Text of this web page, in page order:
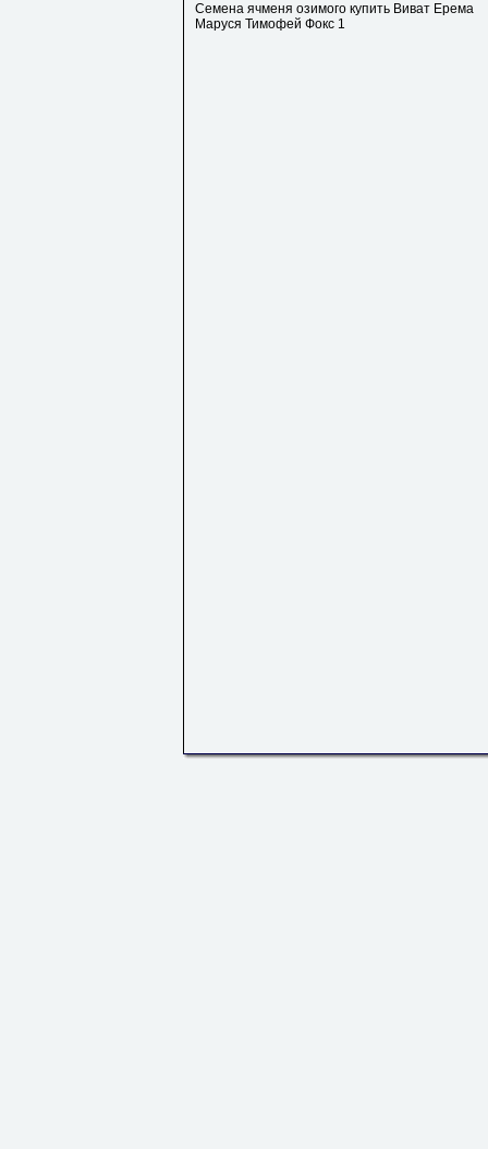
Семена ячменя озимого купить Виват Ерема
Маруся Тимофей Фокс 1